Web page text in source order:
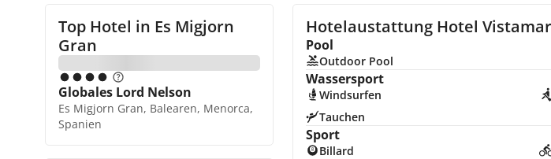
Top Hotel in Es Migjorn
Gran
Globales Lord Nelson
Es Migjorn Gran, Balearen, Menorca,
Spanien
Hotelaustattung Hotel
Pool
Outdoor Pool
Wassersport
Windsurfen
Tauchen
Sport
Billard